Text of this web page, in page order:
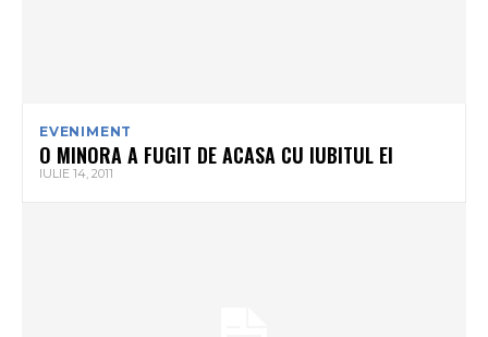
EVENIMENT
O MINORA A FUGIT DE ACASA CU IUBITUL EI
IULIE 14, 2011